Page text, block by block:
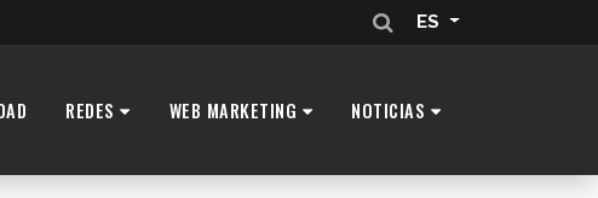
ES
REDES WEB MARKETING NOTICIAS